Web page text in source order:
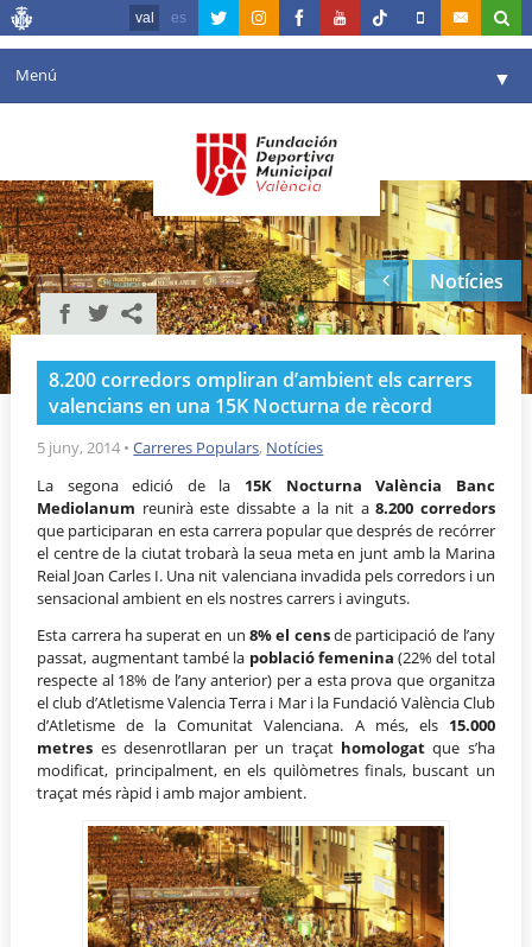
val es
Menú ▼
Agenda
Instal·lacions
Comunicació ▼
València en esport
Portal de Transparència
Reserves
Notícies
8.200 corredors ompliran d’ambient els carrers
valencians en una 15K Nocturna de rècord
5 juny, 2014 •Carreres Populars, Notícies
La segona edició de la 15K Nocturna València Banc
Mediolanum reunirà este dissabte a la nit a8.200 corredors
que participaran en esta carrera popular que després de recórrer
el centre de la ciutat trobarà la seua meta en junt amb la Marina
Reial Joan Carles I. Una nit valenciana invadida pels corredors i un
sensacional ambient en els nostres carrers i avinguts.
Esta carrera ha superat en un 8% el censde participació de l’any
passat, augmentant també la població femenina (22% del total
respecte al 18% de l’any anterior) per a esta prova que organitza
el club d’Atletisme Valencia Terra i Mar i la Fundació València Club
d’Atletisme de la Comunitat Valenciana. A més, els 15.000
metres es desenrotllaran per un traçat homologat que s’ha
modificat, principalment, en els quilòmetres finals, buscant un
traçat més ràpid i amb major ambient.